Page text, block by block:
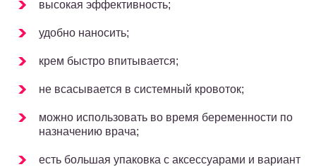
высокая эффективность;
удобно наносить;
крем быстро впитывается;
не всасывается в системный кровоток;
можно использовать во время беременности по
назначению врача;
есть большая упаковка с аксессуарами и вариант